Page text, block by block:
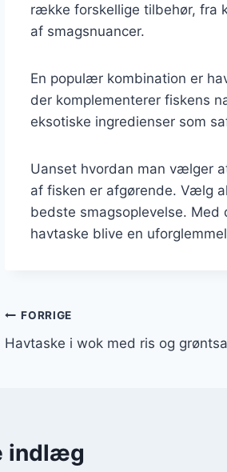
række forskellige tilbehør, fra
af smagsnuancer.
En populær kombination er
der komplementerer fiskens
eksotiske ingredienser som
Uanset hvordan man vælger
af fisken er afgørende. Vælg
bedste smagsoplevelse.
havtaske blive en
Indlægsnavigation
FORRIGE
Havtaske i wok med ris og
indlæg